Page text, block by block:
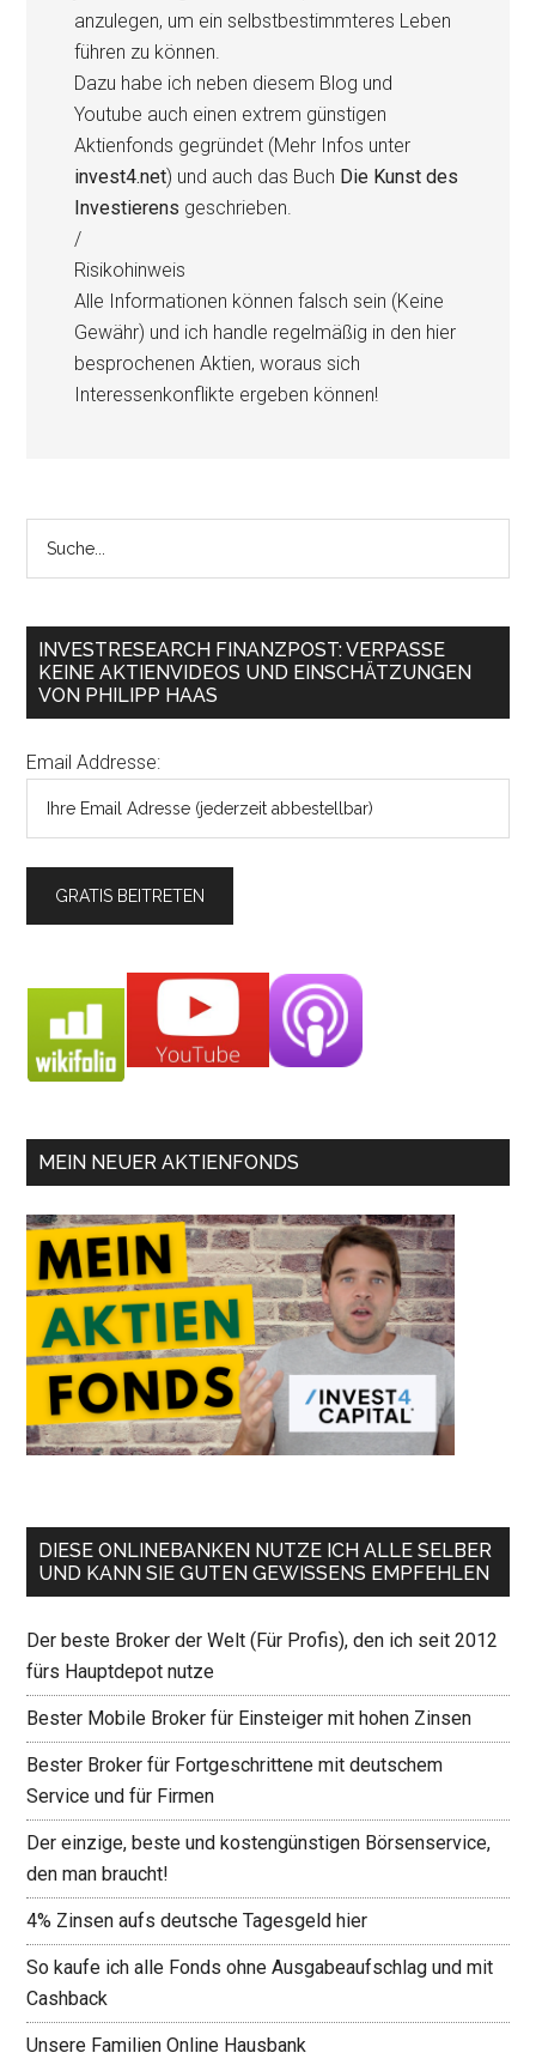
anzulegen, um ein selbstbestimmteres Leben
führen zu können.
Dazu habe ich neben diesem Blog und
Youtube auch einen extrem günstigen
Aktienfonds gegründet (Mehr Infos unter
invest4.net) und auch das Buch Die Kunst des
Investierens geschrieben.
/
Risikohinweis
Alle Informationen können falsch sein (Keine
Gewähr) und ich handle regelmäßig in den hier
besprochenen Aktien, woraus sich
Interessenkonflikte ergeben können!
INVESTRESEARCH FINANZPOST: VERPASSE
KEINE AKTIENVIDEOS UND EINSCHÄTZUNGEN
VON PHILIPP HAAS
Email Addresse:
MEIN NEUER AKTIENFONDS
DIESE ONLINEBANKEN NUTZE ICH ALLE SELBER
UND KANN SIE GUTEN GEWISSENS EMPFEHLEN
Der beste Broker der Welt (Für Profis), den ich seit 2012
fürs Hauptdepot nutze
Bester Mobile Broker für Einsteiger mit hohen Zinsen
Bester Broker für Fortgeschrittene mit deutschem
Service und für Firmen
Der einzige, beste und kostengünstigen Börsenservice,
den man braucht!
4% Zinsen aufs deutsche Tagesgeld hier
So kaufe ich alle Fonds ohne Ausgabeaufschlag und mit
Cashback
Unsere Familien Online Hausbank